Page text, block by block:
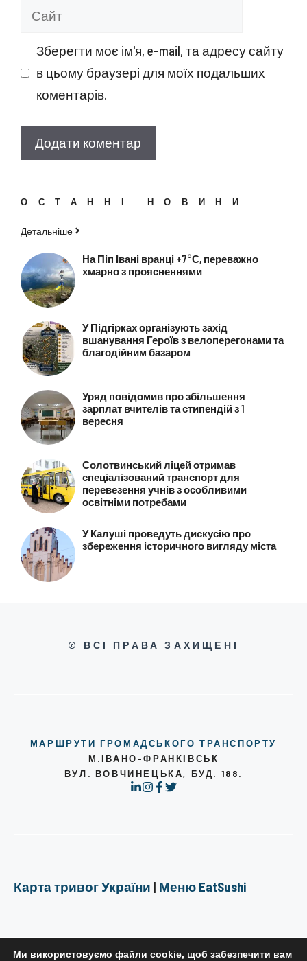
Сайт
Зберегти моє ім'я, e-mail, та адресу сайту
в цьому браузері для моїх подальших
коментарів.
ОСТАННІ НОВИНИ
Детальніше
На Піп Івані вранці +7°С, переважно
хмарно з проясненнями
У Підгірках організують захід
вшанування Героїв з велоперегонами та
благодійним базаром
Уряд повідомив про збільшення
зарплат вчителів та стипендій з 1
вересня
Солотвинський ліцей отримав
спеціалізований транспорт для
перевезення учнів з особливими
освітніми потребами
У Калуші проведуть дискусію про
збереження історичного вигляду міста
© ВСІ ПРАВА ЗАХИЩЕНІ
МАРШРУТИ ГРОМАДСЬКОГО ТРАНСПОРТУ
М.ІВАНО-ФРАНКІВСЬК
ВУЛ. ВОВЧИНЕЦЬКА, БУД. 188.
Карта тривог України | Меню EatSushi
Ми використовуємо файли cookie, щоб забезпечити вам